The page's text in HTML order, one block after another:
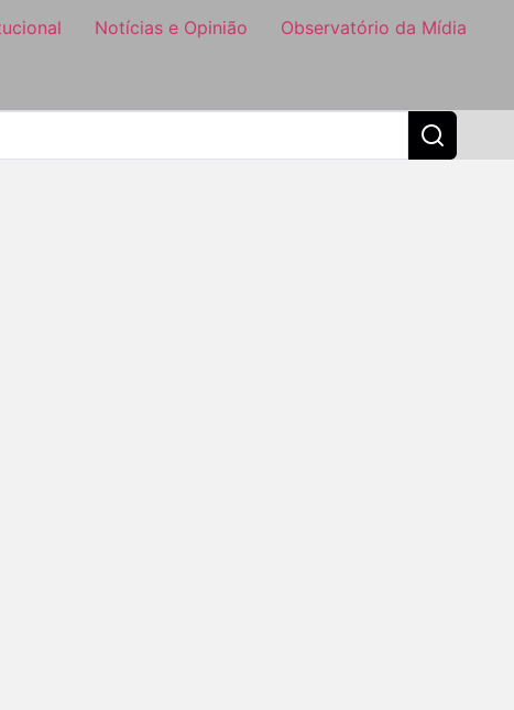
Notícias e Opinião Observatório da Mídia